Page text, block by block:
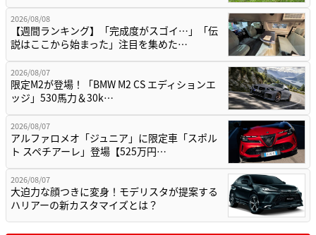
2026/08/08
【週間ランキング】「完成度がスゴイ…」「伝
説はここから始まった」注目を集めた…
2026/08/07
限定M2が登場！「BMW M2 CS エディションエ
ッジ」530馬力＆30k…
2026/08/07
アルファロメオ「ジュニア」に限定車「スポル
ト スペチアーレ」登場【525万円…
2026/08/07
大迫力な顔つきに変身！モデリスタが提案する
ハリアーの新カスタマイズとは？